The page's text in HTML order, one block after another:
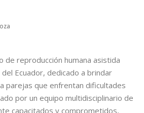
de reproducción humana asistida
Ecuador, dedicado a brindar
parejas que enfrentan dificultades
por un equipo multidisciplinario de
capacitados y comprometidos,